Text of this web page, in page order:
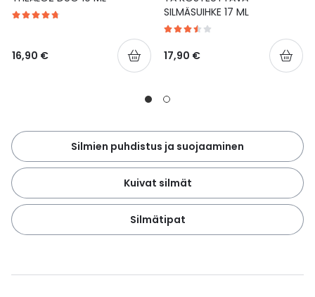
16,90 €
SILMÄSUIHKE 17 ML
17,90 €
Silmien puhdistus ja suojaaminen
Kuivat silmät
Silmätipat